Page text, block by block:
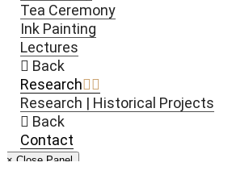
Tea Ceremony
Ink Painting
Lectures
Back
Research
Research | Historical Projects
Back
Contact
× Close Panel